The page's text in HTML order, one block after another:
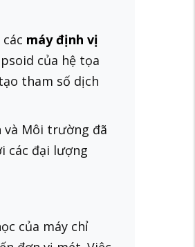
máy định vị
của hệ tọa
tham số dịch
và Môi trường đã
các đại lượng
của máy chỉ